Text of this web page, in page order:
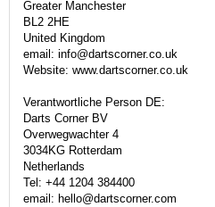
Greater Manchester
BL2 2HE
United Kingdom
email: info@dartscorner.co.uk
Website: www.dartscorner.co.uk
Verantwortliche Person DE:
Darts Corner BV
Overwegwachter 4
3034KG Rotterdam
Netherlands
Tel: +44 1204 384400
email: hello@dartscorner.com